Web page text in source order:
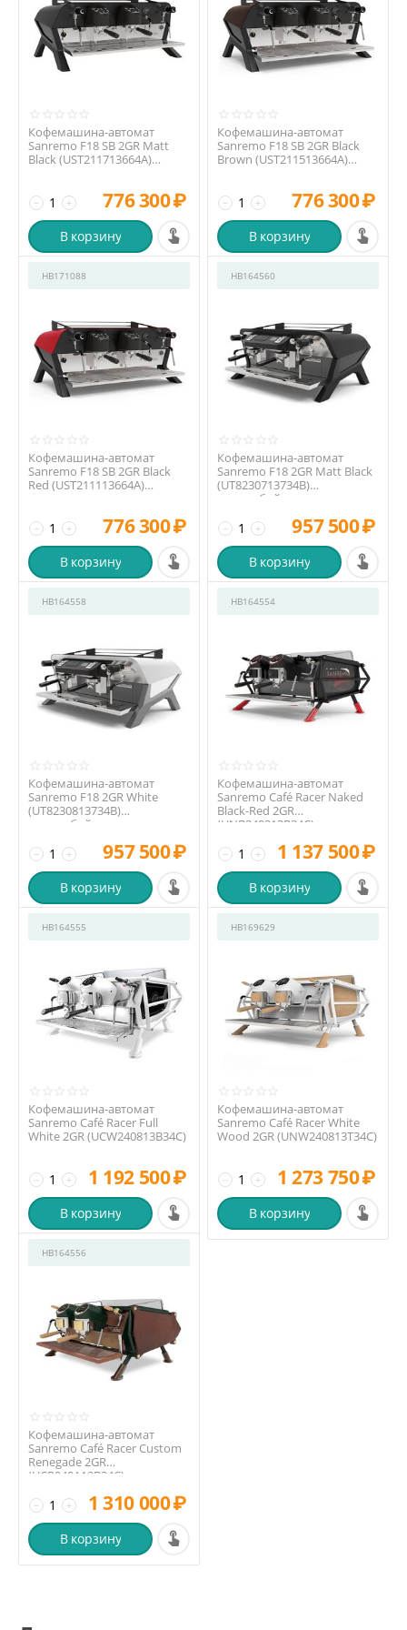
Кофемашина-автомат
Sanremo F18 SB 2GR Matt
Black (UST211713664A)
+
− 776 300₽
В корзину
Кофемашина-автомат
Sanremo F18 SB 2GR Black
Brown (UST211513664A)
+
− 776 300₽
В корзину
HB171088
Кофемашина-автомат
Sanremo F18 SB 2GR Black
Red (UST211113664A)
+
− 776 300₽
В корзину
HB164560
Кофемашина-автомат
Sanremo F18 2GR Matt Black
(UT8230713734B)
мультибойлерная, высокая
+
− 957 500₽
В корзину
HB164558
Кофемашина-автомат
Sanremo F18 2GR White
(UT8230813734B)
мультибойлерная, высокая
+
− 957 500₽
В корзину
HB164554
Кофемашина-автомат
Sanremo Café Racer Naked
Black-Red 2GR
(UNB240213R34C)
+
− 1 137 500₽
В корзину
HB164555
Кофемашина-автомат
Sanremo Café Racer Full
White 2GR (UCW240813B34C)
+
− 1 192 500₽
В корзину
HB169629
Кофемашина-автомат
Sanremo Café Racer White
Wood 2GR (UNW240813T34C)
+
− 1 273 750₽
В корзину
HB164556
Кофемашина-автомат
Sanremo Café Racer Custom
Renegade 2GR
(UCR240A13B34C)
+
− 1 310 000₽
В корзину